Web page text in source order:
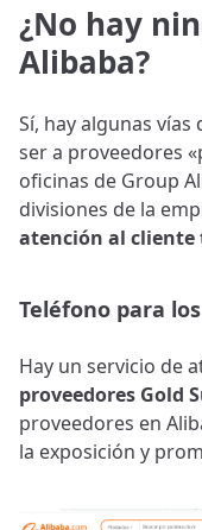
¿No hay
Alibaba?
Sí, hay algunas
ser a proveedores
oficinas de Group
divisiones de la
atención al cliente
Teléfono para
Hay un servicio de
proveedores Gold
proveedores en
la exposición y